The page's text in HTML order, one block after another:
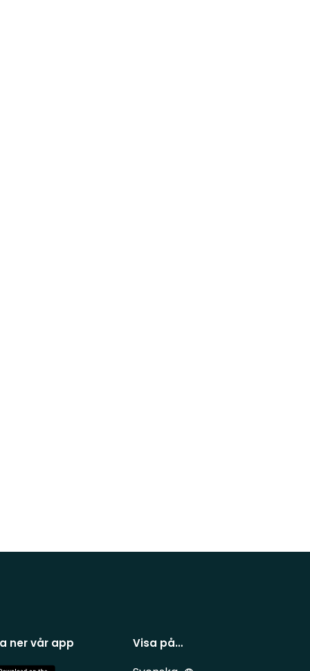
ner vår app Visa på…